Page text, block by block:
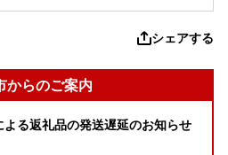
シェアする
からのご案内
る返礼品の発送遅延のお知らせ